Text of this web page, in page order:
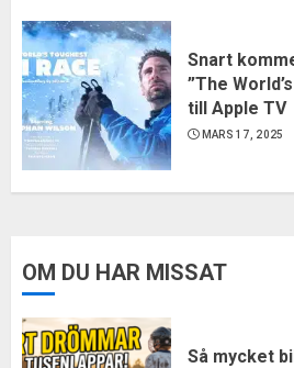
Snart
”The
till Apple TV
MARS 17, 2025
OM DU HAR MISSAT
Så mycket